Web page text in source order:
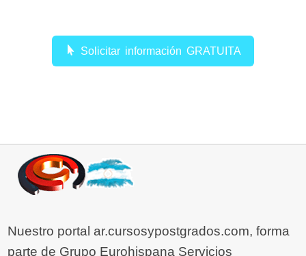
Solicitar información GRATUITA
Nuestro portal ar.cursosypostgrados.com, forma
parte de Grupo Eurohispana Servicios